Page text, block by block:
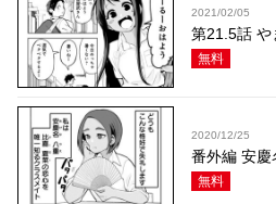
2021/02/05
第21.5話 や
無料
2020/12/25
番外編 安
無料